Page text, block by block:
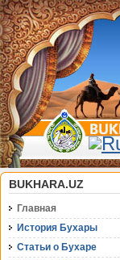
BUKHARA.UZ
Главная
История Бухары
Статьи о Бухаре